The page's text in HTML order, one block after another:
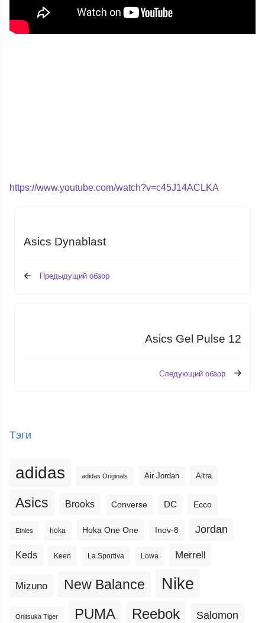
https://www.youtube.com/watch?v=c45J14ACLKA
Asics Dynablast
Предыдущий обзор
Asics Gel Pulse 12
Следующий обзор
Тэги
adidas adidas Originals Air Jordan Altra
Asics Brooks Converse DC Ecco
Etnies hoka Hoka One One Inov-8 Jordan
Keds Keen La Sportiva Lowa Merrell
Mizuno New Balance Nike
Onitsuka Tiger PUMA Reebok Salomon